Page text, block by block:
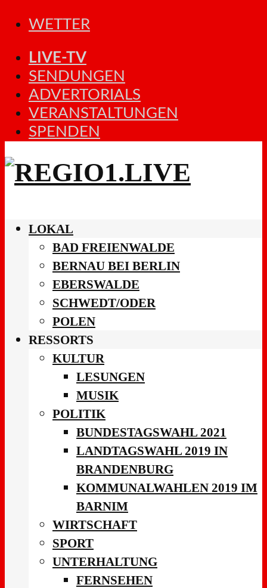
WETTER
LIVE-TV
SENDUNGEN
ADVERTORIALS
VERANSTALTUNGEN
SPENDEN
LOKAL
BAD FREIENWALDE
BERNAU BEI BERLIN
EBERSWALDE
SCHWEDT/ODER
POLEN
RESSORTS
KULTUR
LESUNGEN
MUSIK
POLITIK
BUNDESTAGSWAHL 2021
LANDTAGSWAHL 2019 IN
BRANDENBURG
KOMMUNALWAHLEN 2019 IM
BARNIM
WIRTSCHAFT
SPORT
UNTERHALTUNG
FERNSEHEN